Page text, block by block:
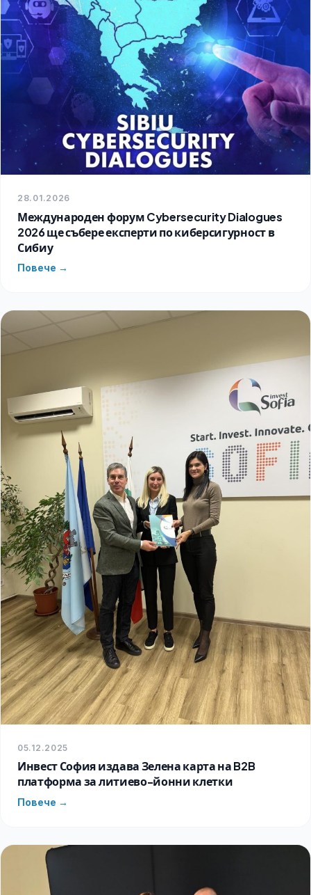
28.01.2026
Международен форум Cybersecurity Dialogues
2026 ще събере експерти по киберсигурност в
Сибиу
Повече →
05.12.2025
Инвест София издава Зелена карта на B2B
платформа за литиево-йонни клетки
Повече →